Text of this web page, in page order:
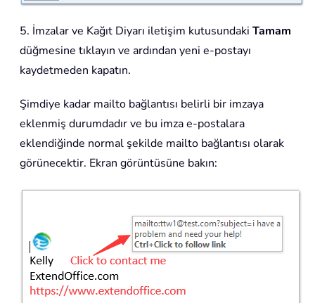
5. İmzalar ve Kağıt Diyarı iletişim kutusundaki Tamam
düğmesine tıklayın ve ardından yeni e-postayı
kaydetmeden kapatın.
Şimdiye kadar mailto bağlantısı belirli bir imzaya
eklenmiş durumdadır ve bu imza e-postalara
eklendiğinde normal şekilde mailto bağlantısı olarak
görünecektir. Ekran görüntüsüne bakın: